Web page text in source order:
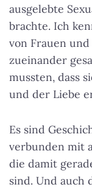
ausgelebte
brachte. Ich
von Frauen
zueinander
mussten, dass
und der Liebe
Es sind
verbunden mit
die damit
sind. Und auch